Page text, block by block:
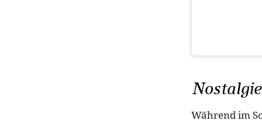
Während im